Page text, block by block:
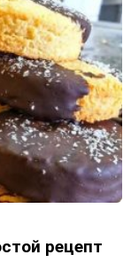
рецепт